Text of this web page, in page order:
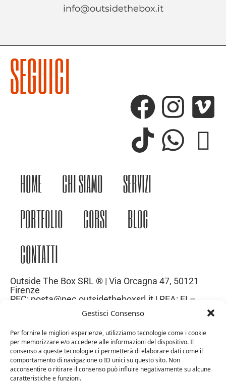
Gestisci Consenso
Per fornire le migliori esperienze, utilizziamo tecnologie come i cookie
per memorizzare e/o accedere alle informazioni del dispositivo. Il
consenso a queste tecnologie ci permetterà di elaborare dati come il
comportamento di navigazione o ID unici su questo sito. Non
acconsentire o ritirare il consenso può influire negativamente su alcune
caratteristiche e funzioni.
info@outsidethebox.it
HOME CHI SIAMO
SERVIZI
PORTFOLIO
CORSI
BLOG
CONTATTI
Outside The Box SRL ® | Via Orcagna 47, 50121
Firenze
PEC: posta@pec.outsidetheboxsrl.it | REA: FI –
669971| P.IVA: 06969740486
Capitale Sociale: 10.000€
SEGUICI